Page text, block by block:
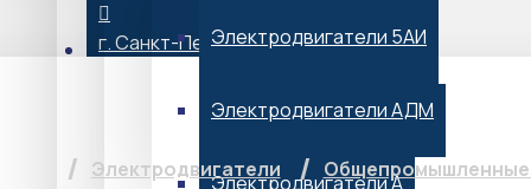
г. Санкт-ПетербургЭлектродвигатели 5АИ
Электродвигатели АДМ
Электродвигатели А
Электродвигатели Общепромышленные